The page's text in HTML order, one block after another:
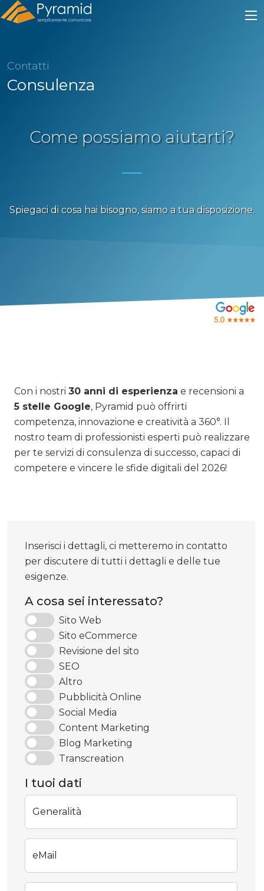
Contatti
Consulenza
Come possiamo aiutarti?
Spiegaci di cosa hai bisogno, siamo a tua disposizione.
Con i nostri 30 anni di esperienza e recensioni a
5 stelle Google, Pyramid può offrirti
competenza, innovazione e creatività a 360°. Il
nostro team di professionisti esperti può realizzare
per te servizi di consulenza di successo, capaci di
competere e vincere le sfide digitali del 2026!
Inserisci i dettagli, ci metteremo in contatto
per discutere di tutti i dettagli e delle tue
esigenze.
A cosa sei interessato?
Sito Web
Sito eCommerce
Revisione del sito
SEO
Altro
Pubblicità Online
Social Media
Content Marketing
Blog Marketing
Transcreation
I tuoi dati
Generalità
eMail